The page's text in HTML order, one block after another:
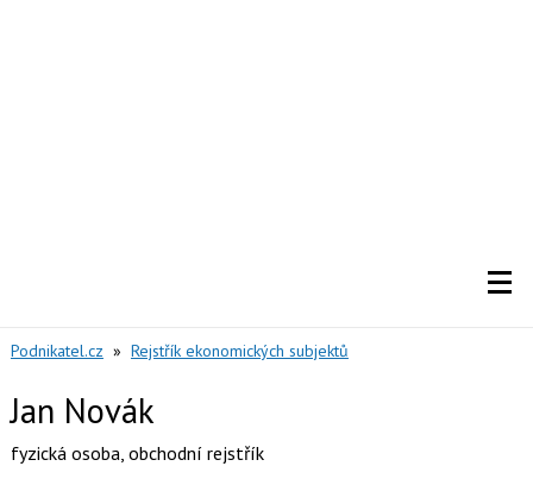
Podnikatel.cz » Rejstřík ekonomických subjektů
Jan Novák
fyzická osoba, obchodní rejstřík